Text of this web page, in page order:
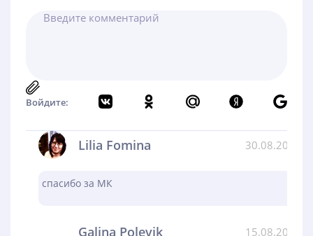
Войдите:
Lilia Fomina 30.08.2024
спасибо за МК
Galina Polevik 15.08.2024